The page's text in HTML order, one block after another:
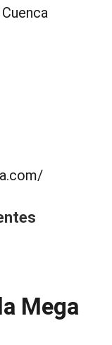
Cuenca
Mega